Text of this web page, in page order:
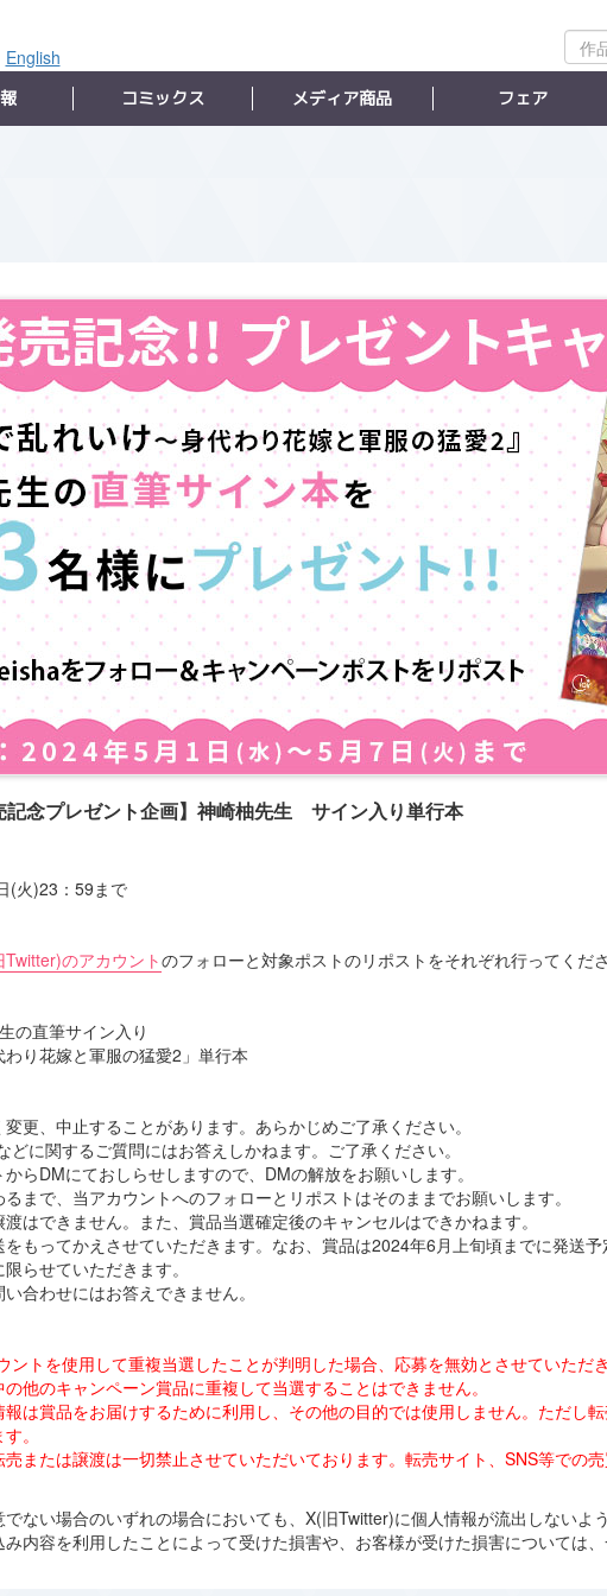
English
作
品
コミックス メディア商品 フェア
記念プレゼント企画】神崎柚先生 サイン入り単行本
(火)23：59まで
のアカウントのフォローと対象ポストのリポストをそれぞれ行ってくだ
の直筆サイン入り
わり花嫁と軍服の猛愛2」単行本
更、中止することがあります。あらかじめご了承ください。
どに関するご質問にはお答えしかねます。ご了承ください。
らDMにておしらせしますので、DMの解放をお願いします。
まで、当アカウントへのフォローとリポストはそのままでお願いします。
はできません。また、賞品当選確定後のキャンセルはできかねます。
をもってかえさせていただきます。なお、賞品は2024年6月上旬頃までに発送
らせていただきます。
合わせにはお答えできません。
ントを使用して重複当選したことが判明した場合、応募を無効とさせていただ
他のキャンペーン賞品に重複して当選することはできません。
報は賞品をお届けするために利用し、その他の目的では使用しません。ただし
。
売または譲渡は一切禁止させていただいております。転売サイト、SNS等での
でない場合のいずれの場合においても、X(旧Twitter)に個人情報が流出しないよ
み内容を利用したことによって受けた損害や、お客様が受けた損害については